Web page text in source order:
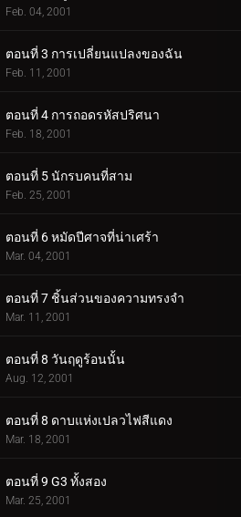
Feb. 04, 2001
ตอนที่ 3 การเปลี่ยนแปลงของฉัน
Feb. 11, 2001
ตอนที่ 4 การถอดรหัสปริศนา
Feb. 18, 2001
ตอนที่ 5 นักรบคนที่สาม
Feb. 25, 2001
ตอนที่ 6 หมัดปีศาจที่น่าเศร้า
Mar. 04, 2001
ตอนที่ 7 ชิ้นส่วนของความทรงจำ
Mar. 11, 2001
ตอนที่ 8 วันฤดูร้อนนั้น
Aug. 12, 2001
ตอนที่ 8 ดาบแห่งเปลวไฟสีแดง
Mar. 18, 2001
ตอนที่ 9 G3 ทั้งสอง
Mar. 25, 2001